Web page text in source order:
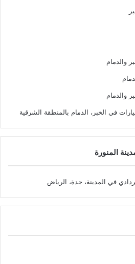
والدمام
والدمام
في الخبر، الدمام بالمنطقة الشرقية
المنورة
في المدينة، جدة، الرياض